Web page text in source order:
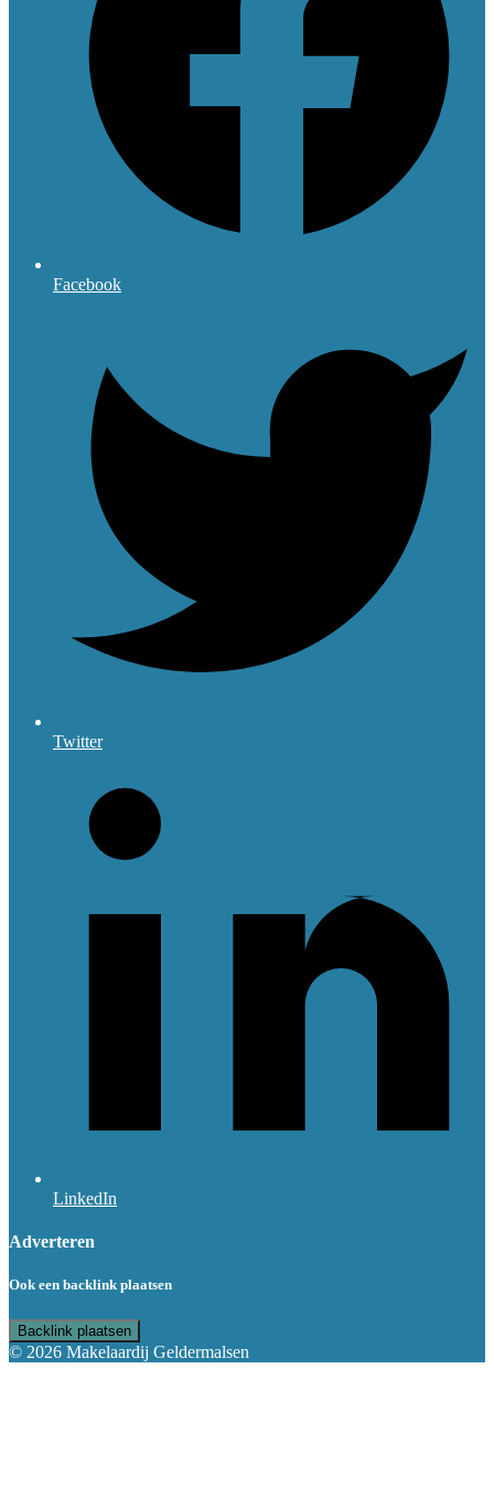
Facebook
Twitter
LinkedIn
Adverteren
Ook een backlink plaatsen
Backlink plaatsen
© 2026 Makelaardij Geldermalsen